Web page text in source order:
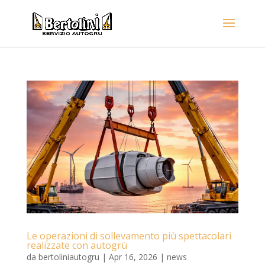
Le operazioni di sollevamento più spettacolari
realizzate con autogrù
da bertoliniautogru | Apr 16, 2026 | news